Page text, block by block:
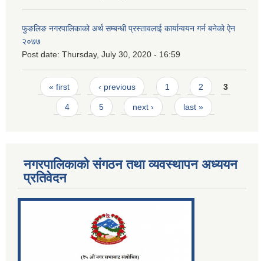
फुङलिङ नगरपालिकाको अर्थ सम्बन्धी प्रस्तावलाई कार्यान्वयन गर्न बनेको ऐन
२०७७
Post date: Thursday, July 30, 2020 - 16:59
Pages
« first ‹ previous 1 2 3
4 5 next › last »
नगरपालिकाको संगठन तथा व्यवस्थापन अध्ययन
प्रतिवेदन